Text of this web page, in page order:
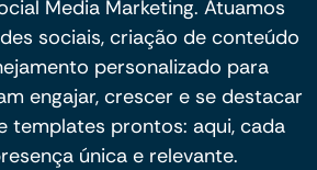
Media Marketing. Atuamos
sociais, criação de conteúdo
personalizado para
engajar, crescer e se destacar
templates prontos: aqui, cada
única e relevante.